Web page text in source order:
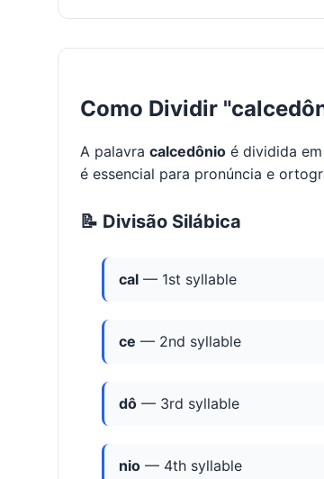
Como Dividir
A palavra calcedônio é dividida em
é essencial para pronúncia e
📝 Divisão Silábica
cal — 1st syllable
ce — 2nd syllable
dô — 3rd syllable
nio — 4th syllable